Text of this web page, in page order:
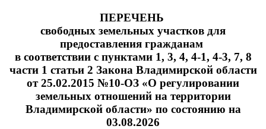
ПЕРЕЧЕНЬ
свободных земельных участков для
предоставления гражданам
в соответствии с пунктами 1, 3, 4, 4-1, 4-3, 7, 8
части 1 статьи 2 Закона Владимирской области
от 25.02.2015 №10-ОЗ «О регулировании
земельных отношений на территории
Владимирской области» по состоянию на
03.08.2026